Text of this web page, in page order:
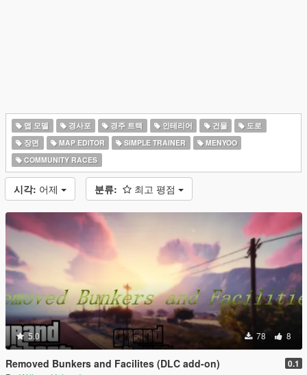
맵 모델 경사포 경주 트랙 인테리어 건물
도로
장면
MAP EDITOR SIMPLE TRAINER
MENYOO
COMMUNITY RACES
시각: 어제 분류: 최고 평점
5.0 78 8
Removed Bunkers and Facilites (DLC add-on) 0.1